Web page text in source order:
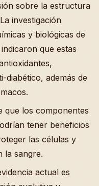
sobre la estructura
investigación
y biológicas de
que estas
diabético, además de
que los componentes
tener beneficios
las células y
la sangre.
actual es